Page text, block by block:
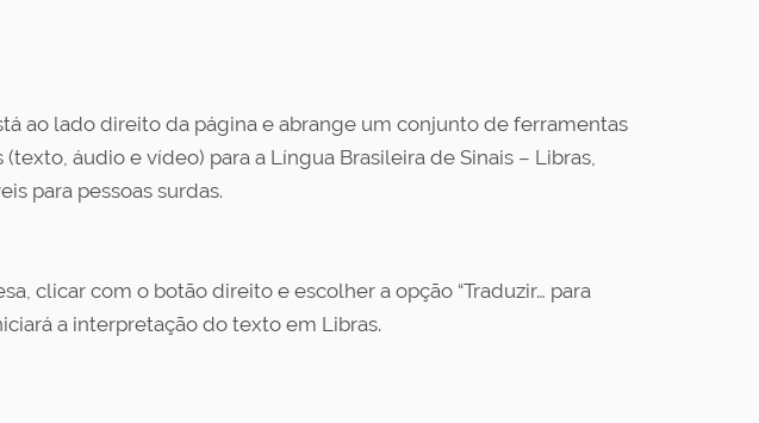
ao lado direito da página e abrange um conjunto de ferramentas
áudio e vídeo) para a Língua Brasileira de Sinais – Libras,
para pessoas surdas.
clicar com o botão direito e escolher a opção “Traduzir… para
a interpretação do texto em Libras.